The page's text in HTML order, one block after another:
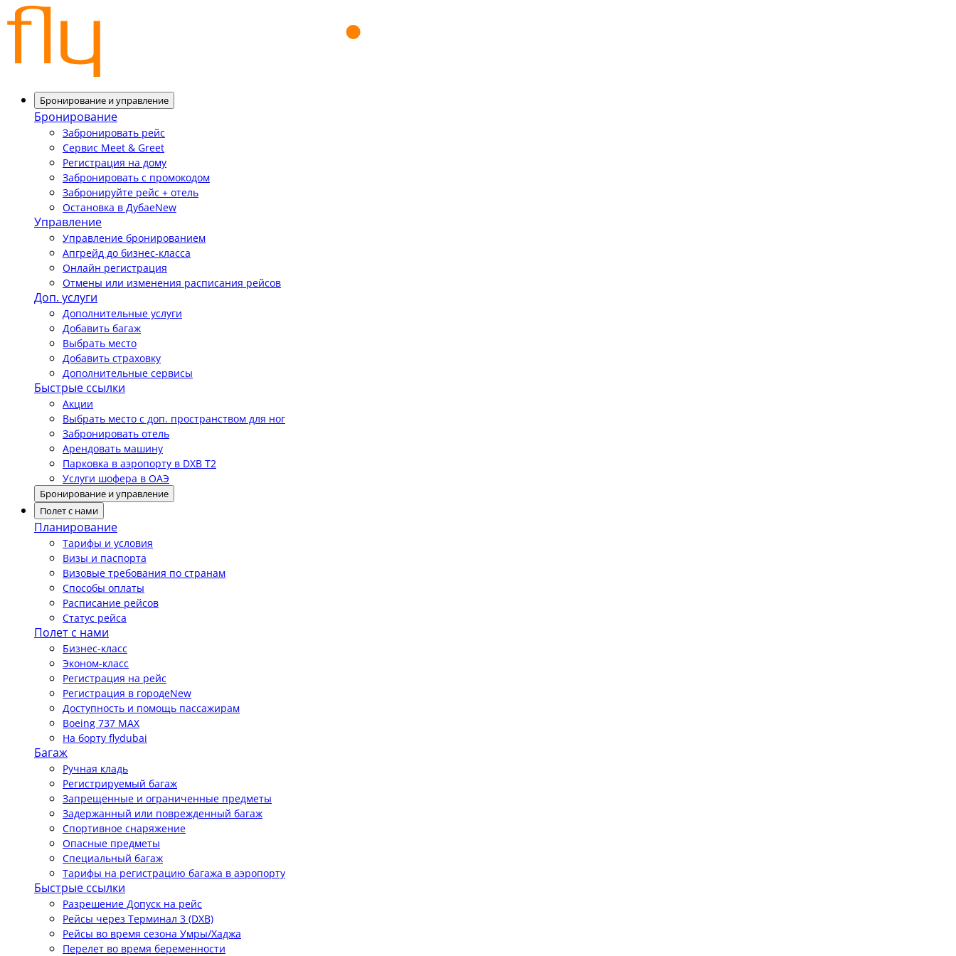
Бронирование и управление
Бронирование
Забронировать рейс
Сервис Meet & Greet
Регистрация на дому
Забронировать с промокодом
Забронируйте рейс + отель
Остановка в ДубаеNew
Управление
Управление бронированием
Апгрейд до бизнес-класса
Онлайн регистрация
Отмены или изменения расписания рейсов
Доп. услуги
Дополнительные услуги
Добавить багаж
Выбрать место
Добавить страховку
Дополнительные сервисы
Быстрые ссылки
Акции
Выбрать место с доп. пространством для ног
Забронировать отель
Арендовать машину
Парковка в аэропорту в DXB T2
Услуги шофера в ОАЭ
Бронирование и управление
Полет с нами
Планирование
Тарифы и условия
Визы и паспорта
Визовые требования по странам
Способы оплаты
Расписание рейсов
Статус рейса
Полет с нами
Бизнес-класс
Эконом-класс
Регистрация на рейс
Регистрация в городеNew
Доступность и помощь пассажирам
Boeing 737 MAX
На борту flydubai
Багаж
Ручная кладь
Регистрируемый багаж
Запрещенные и ограниченные предметы
Задержанный или поврежденный багаж
Спортивное снаряжение
Опасные предметы
Специальный багаж
Тарифы на регистрацию багажа в аэропорту
Быстрые ссылки
Разрешение Допуск на рейс
Рейсы через Терминал 3 (DXB)
Рейсы во время сезона Умры/Хаджа
Перелет во время беременности